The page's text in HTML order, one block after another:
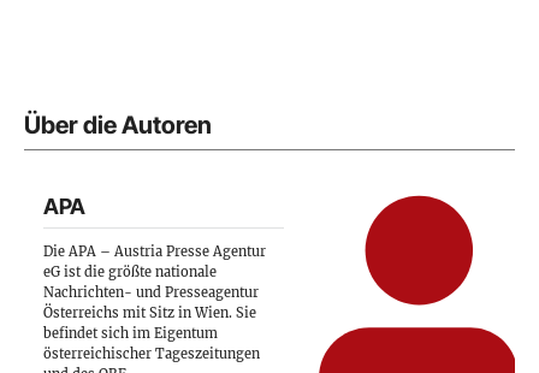
Über die Autoren
APA
Die APA – Austria Presse Agentur
eG ist die größte nationale
Nachrichten- und Presseagentur
Österreichs mit Sitz in Wien. Sie
befindet sich im Eigentum
österreichischer Tageszeitungen